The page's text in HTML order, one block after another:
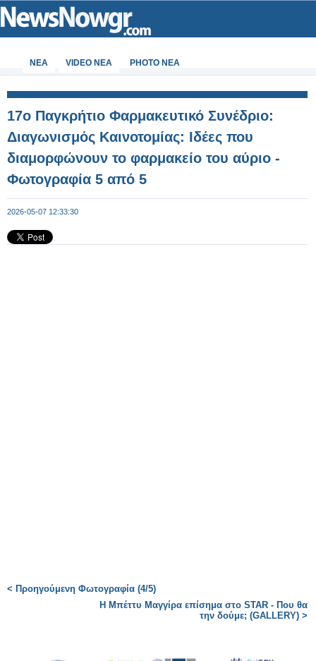
ΝΕΑ VIDEO NEA PHOTO NEA
17ο Παγκρήτιο Φαρμακευτικό Συνέδριο:
Διαγωνισμός Καινοτομίας: Ιδέες που
διαμορφώνουν το φαρμακείο του αύριο -
Φωτογραφία 5 από 5
2026-05-07 12:33:30
< Προηγούμενη Φωτογραφία (4/5)
Η Μπέττυ Μαγγίρα επίσημα στο STAR - Που θα
την δούμε; (GALLERY) >